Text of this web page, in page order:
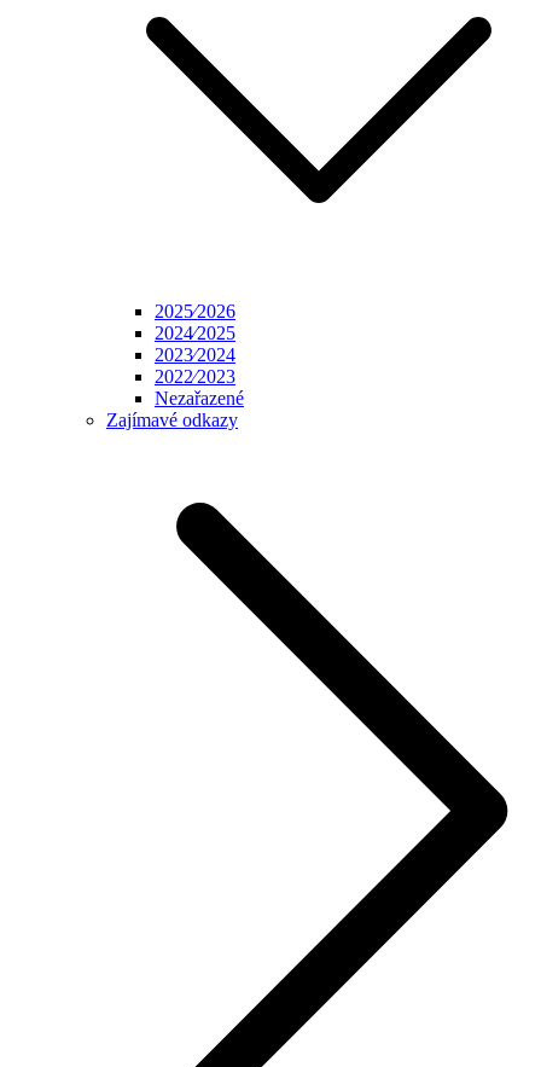
2025⁄2026
2024⁄2025
2023⁄2024
2022⁄2023
Nezařazené
Zajímavé odkazy